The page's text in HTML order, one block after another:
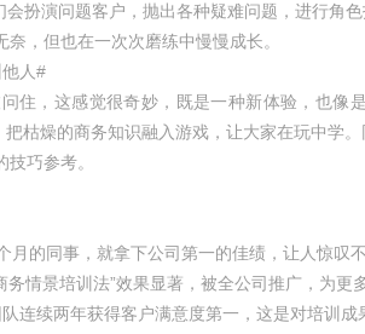
演问题客户，抛出各种疑难问题，进行角色
奈，但也在一次次磨练中慢慢成长。
人#
这感觉很奇妙，既是一种新体验，也像
把枯燥的商务知识融入游戏，让大家在玩中学
巧参考。
同事，就拿下公司第一的佳绩，让人惊叹
景培训法”效果显著，被全公司推广，为更
续两年获得客户满意度第一，这是对培训成